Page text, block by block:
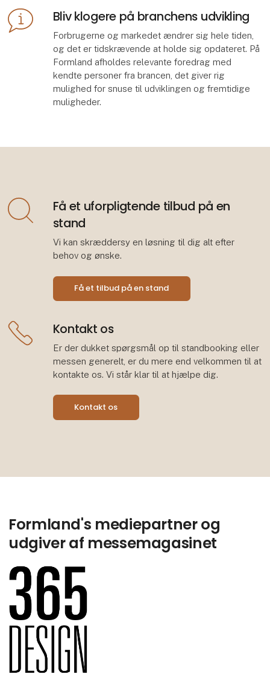
Bliv klogere på branchens udvikling
Forbrugerne og markedet ændrer sig hele tiden,
og det er tidskrævende at holde sig opdateret. På
Formland afholdes relevante foredrag med
kendte personer fra brancen, det giver rig
mulighed for snuse til udviklingen og fremtidige
muligheder.
Få et uforpligtende tilbud på en
stand
Vi kan skræddersy en løsning til dig alt efter
behov og ønske.
Få et tilbud på en stand
Kontakt os
Er der dukket spørgsmål op til standbooking eller
messen generelt, er du mere end velkommen til at
kontakte os. Vi står klar til at hjælpe dig.
Kontakt os
Formland's mediepartner og
udgiver af messemagasinet